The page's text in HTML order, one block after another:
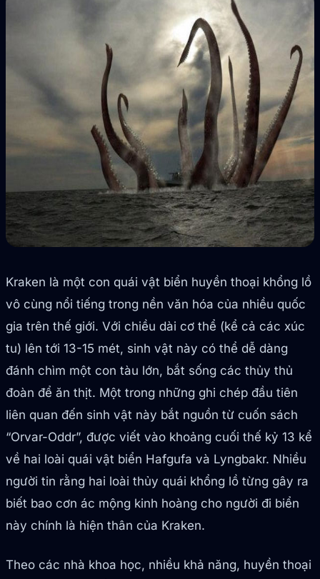
Kraken là một con quái vật biển huyền thoại khổng lồ
vô cùng nổi tiếng trong nền văn hóa của nhiều quốc
gia trên thế giới. Với chiều dài cơ thể (kể cả các xúc
tu) lên tới 13-15 mét, sinh vật này có thể dễ dàng
đánh chìm một con tàu lớn, bắt sống các thủy thủ
đoàn để ăn thịt. Một trong những ghi chép đầu tiên
liên quan đến sinh vật này bắt nguồn từ cuốn sách
“Orvar-Oddr”, được viết vào khoảng cuối thế kỷ 13 kể
về hai loài quái vật biển Hafgufa và Lyngbakr. Nhiều
người tin rằng hai loài thủy quái khổng lồ từng gây ra
biết bao cơn ác mộng kinh hoàng cho người đi biển
này chính là hiện thân của Kraken.
Theo các nhà khoa học, nhiều khả năng, huyền thoại